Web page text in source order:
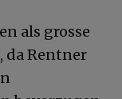
als grosse
da Rentner